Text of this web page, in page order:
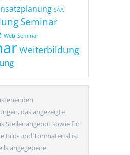
SAA
Seminar
Web-Seminar
Weiterbildung
das angezeigte
Stellenangebot sowie für
Bild- und Tonmaterial ist
angegebene